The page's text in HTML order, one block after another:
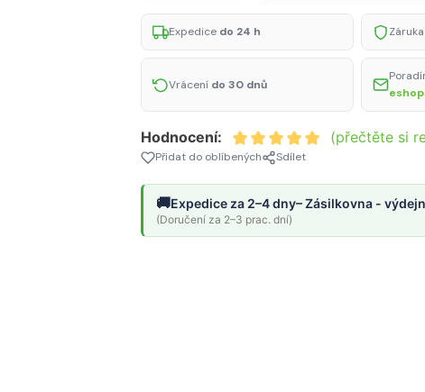
Expedice do 24 h Záruka
Vrácení do 30 dnů
Hodnocení: (přečtěte si
Přidat do oblíbených Sdílet
🚚Expedice za 2–4 dny– Zásilkovna -
(Doručení za 2–3 prac. dní)